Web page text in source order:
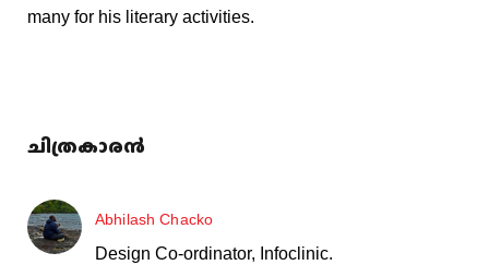
many for his literary activities.
ചിത്രകാരൻ
Abhilash Chacko
Design Co-ordinator, Infoclinic.